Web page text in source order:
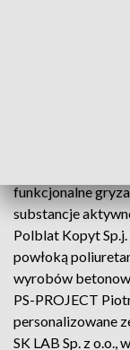
funkcjonalne
substancje
Polblat Kopyt
powłoką
wyrobów
PS-PROJECT
personalizowane
SK LAB Sp. z o.o.,